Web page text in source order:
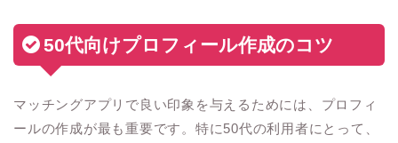
50代向けプロフィール作成のコツ
マッチングアプリで良い印象を与えるためには、プロフィ
ールの作成が最も重要です。特に50代の利用者にとって、